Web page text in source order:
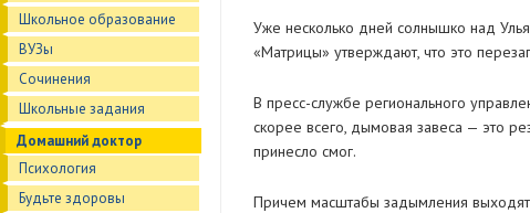
Школьное образование
ВУЗы
Сочинения
Школьные задания
Домашний доктор
Психология
Будьте здоровы
Уже несколько дней солнышко над
«Матрицы» утверждают, что это
В пресс-службе регионального
скорее всего, дымовая завеса — это
принесло смог.
Причем масштабы задымления выходят